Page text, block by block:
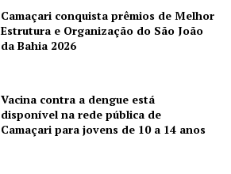
Camaçari conquista prêmios de Melhor
Estrutura e Organização do São João
da Bahia 2026
Vacina contra a dengue está
disponível na rede pública de
Camaçari para jovens de 10 a 14 anos